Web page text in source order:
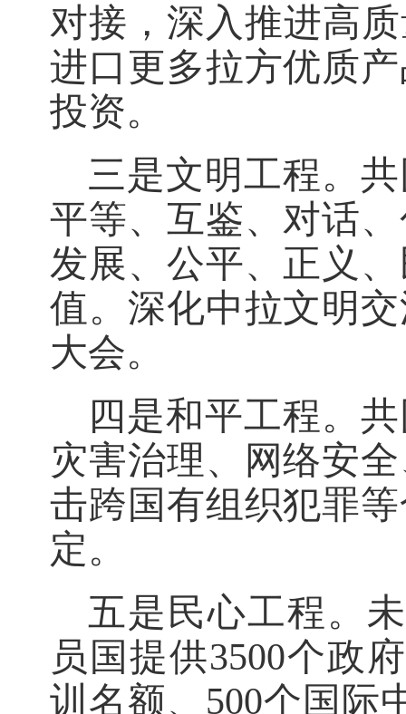
对接，深入推进高
进口更多拉方优质
投资。
三是文明工程。
平等、互鉴、对话
发展、公平、正义
值。深化中拉文明
大会。
四是和平工程。
灾害治理、网络安
击跨国有组织犯罪
定。
五是民心工程。
员国提供3500个政
训名额、500个国际